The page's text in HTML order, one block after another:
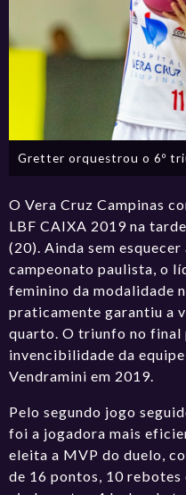
Gretter orquestrou o 6º
O Vera Cruz Campinas
LBF CAIXA 2019 na
(20). Ainda sem
campeonato paulista, o
feminino da modalidade
praticamente garantiu a
quarto. O triunfo no final
invencibilidade da
Vendramini em 2019.
Pelo segundo jogo
foi a jogadora mais
eleita a MVP do duelo,
de 16 pontos, 10 rebotes